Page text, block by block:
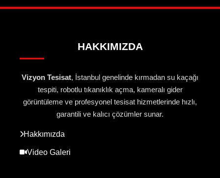
HAKKIMIZDA
Vizyon Tesisat, İstanbul genelinde kırmadan su kaçağı
tespiti, robotlu tıkanıklık açma, kameralı gider
görüntüleme ve profesyonel tesisat hizmetlerinde hızlı,
garantili ve kalıcı çözümler sunar.
Hakkımızda
Video Galeri